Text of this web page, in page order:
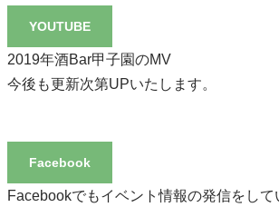
YOUTUBE
2019年酒Bar甲子園のMV
今後も更新次第UPいたします。
Facebook
Facebookでもイベント情報の発信をし